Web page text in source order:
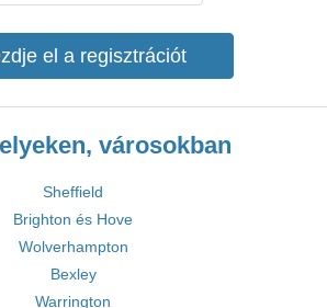
el a regisztrációt
városokban
Sheffield
Brighton és Hove
Wolverhampton
Bexley
Warrington